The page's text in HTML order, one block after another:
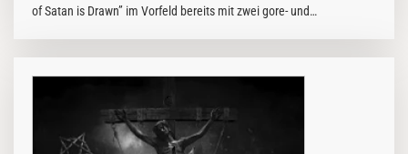
of Satan is Drawn” im Vorfeld bereits mit zwei gore- und